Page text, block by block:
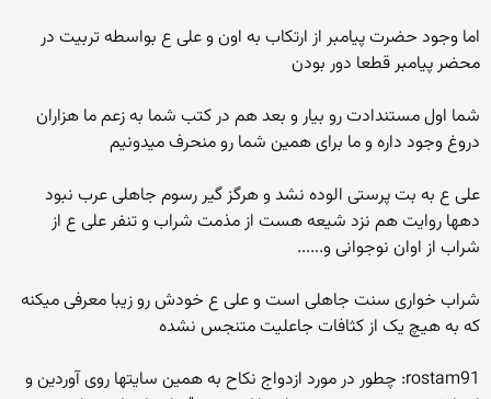
اما وجود حضرت پیامبر از ارتکاب به اون و علی ع بواسطه تربیت در
محضر پیامبر قطعا دور بودن
شما اول مستندادت رو بیار و بعد هم در کتب شما به زعم ما هزاران
دروغ وجود داره و ما برای همین شما رو منحرف میدونیم
علی ع به بت پرستی الوده نشد و هرگز گیر رسوم جاهلی عرب نبود
دهها روایت هم نزد شیعه هست از مذمت شراب و تنفر علی ع از
شراب از اوان نوجوانی و......
شراب خواری سنت جاهلی است و علی ع خودش رو زیبا معرفی میکنه
که به هیچ یک از کثافات جاعلیت متنجس نشده
rostam91: چطور در مورد ازدواج نکاح به همین سایتها روی آوردین و